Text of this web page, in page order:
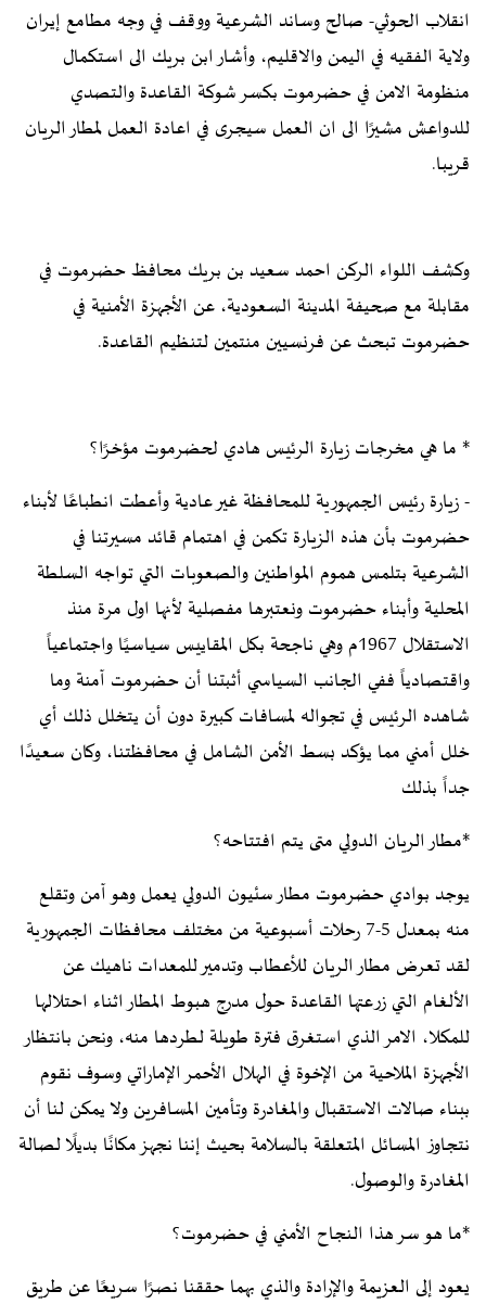
انقلاب الحوثي- صالح وساند الشرعية ووقف في وجه مطامع إيران
ولاية الفقيه في اليمن والاقليم، وأشار ابن بريك الى استكمال
منظومة الامن في حضرموت بكسر شوكة القاعدة والتصدي
للدواعش مشيرًا الى ان العمل سيجرى في اعادة العمل لمطار الريان
قريبا.
وكشف اللواء الركن احمد سعيد بن بريك محافظ حضرموت في
مقابلة مع صحيفة المدينة السعودية، عن الأجهزة الأمنية في
حضرموت تبحث عن فرنسيين منتمين لتنظيم القاعدة.
* ما هي مخرجات زيارة الرئيس هادي لحضرموت مؤخرًا؟
- زيارة رئيس الجمهورية للمحافظة غير عادية وأعطت انطباعًا لأبناء
حضرموت بأن هذه الزيارة تكمن في اهتمام قائد مسيرتنا في
الشرعية بتلمس هموم المواطنين والصعوبات التي تواجه السلطة
المحلية وأبناء حضرموت ونعتبرها مفصلية لأنها اول مرة منذ
الاستقلال 1967م وهي ناجحة بكل المقاييس سياسيًا واجتماعياً
واقتصادياً ففي الجانب السياسي أثبتنا أن حضرموت آمنة وما
شاهده الرئيس في تجواله لمسافات كبيرة دون أن يتخلل ذلك أي
خلل أمني مما يؤكد بسط الأمن الشامل في محافظتنا، وكان سعيدًا
جداً بذلك
*مطار الريان الدولي متى يتم افتتاحه؟
يوجد بوادي حضرموت مطار سئيون الدولي يعمل وهو آمن وتقلع
منه بمعدل 5-7 رحلات أسبوعية من مختلف محافظات الجمهورية
لقد تعرض مطار الريان للأعطاب وتدمير للمعدات ناهيك عن
الألغام التي زرعتها القاعدة حول مدرج هبوط المطار اثناء احتلالها
للمكلا، الامر الذي استغرق فترة طويلة لطردها منه، ونحن بانتظار
الأجهزة الملاحية من الإخوة في الهلال الأحمر الإماراتي وسوف نقوم
ببناء صالات الاستقبال والمغادرة وتأمين المسافرين ولا يمكن لنا أن
نتجاوز المسائل المتعلقة بالسلامة بحيث إننا نجهز مكانًا بديلًا لصالة
المغادرة والوصول.
*ما هو سر هذا النجاح الأمني في حضرموت؟
يعود إلى العزيمة والإرادة والذي بهما حققنا نصرًا سريعًا عن طريق